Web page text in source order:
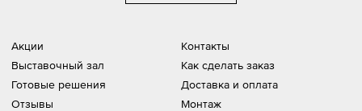
Акции
Выставочный зал
Готовые решения
Отзывы
Контакты
Как сделать заказ
Доставка и оплата
Монтаж